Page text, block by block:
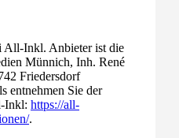
All-Inkl. Anbieter ist die
Münnich, Inh. René
Friedersdorf
entnehmen Sie der
Inkl: https://all-
.